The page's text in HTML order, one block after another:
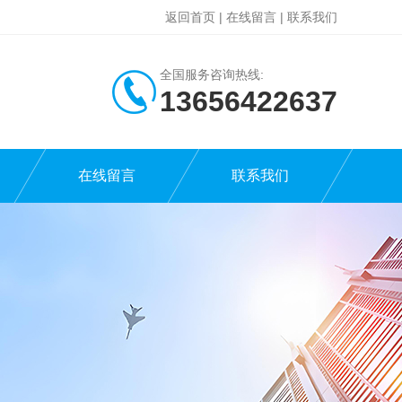
返回首页 | 在线留言 | 联系我们
全国服务咨询热线:
13656422637
在线留言 联系我们